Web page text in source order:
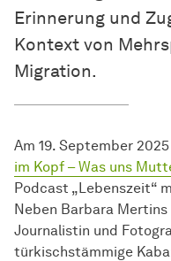
Erinnerung und
Kontext von
Migration.
Am 19. September
im Kopf – Was uns
Podcast „Lebenszeit“
Neben Barbara
Journalistin und
türkischstämmige